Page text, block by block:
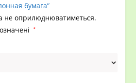
бумага”
не оприлюднюватиметься.
*